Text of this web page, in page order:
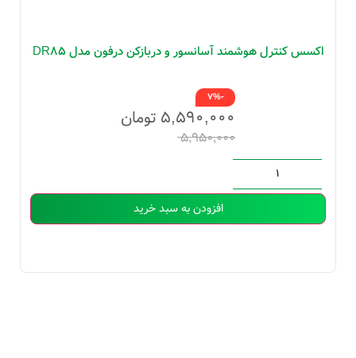
اکسس کنترل هوشمند آسانسور و دربازکن درفون مدل DR85
۵,۹۵۰,۰۰۰
۵,۵۹۰,۰۰۰ تومان
-7%
افزودن به سبد خرید